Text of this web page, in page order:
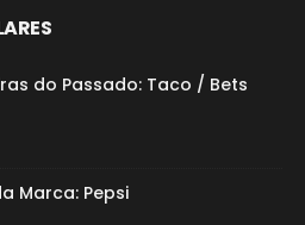
do Passado: Taco / Bets
Marca: Pepsi